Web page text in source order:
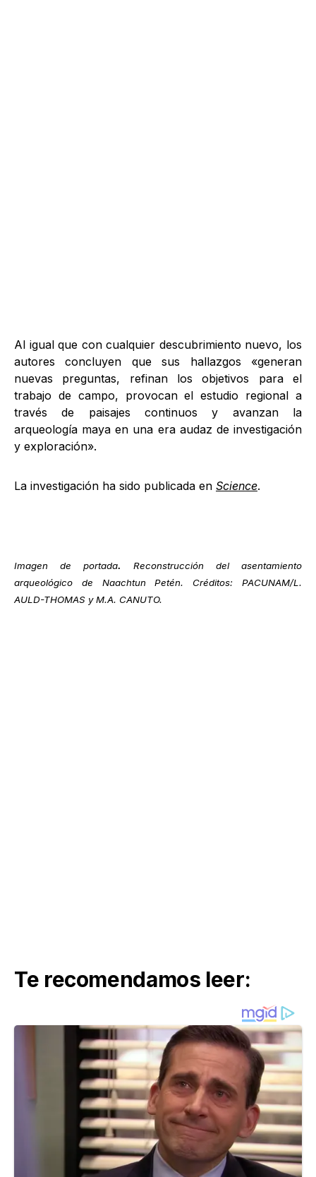
Al igual que con cualquier descubrimiento nuevo, los
autores concluyen que sus hallazgos «generan
nuevas preguntas, refinan los objetivos para el
trabajo de campo, provocan el estudio regional a
través de paisajes continuos y avanzan la
arqueología maya en una era audaz de investigación
y exploración».
La investigación ha sido publicada en Science.
Imagen de portada.
Reconstrucción del asentamiento
arqueológico de Naachtun Petén. Créditos: PACUNAM/L.
AULD-THOMAS y M.A. CANUTO.
Te recomendamos leer: